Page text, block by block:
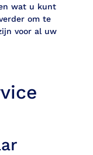
wat u kunt
om te
voor al uw